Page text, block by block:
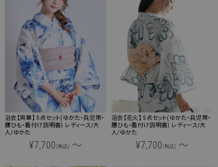
浴衣【爽華】 5点セット(ゆかた・兵児帯・
腰ひも・着付け説明書) レディース/大
人/ゆかた
¥7,700 (税込) ～
浴衣【花火】 5点セット(ゆかた・兵児帯・
腰ひも・着付け説明書) レディース/大
人/ゆかた
¥7,700 (税込) ～